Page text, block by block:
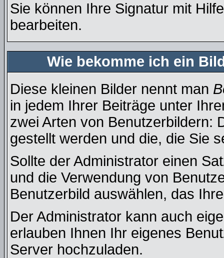
Sie können Ihre Signatur mit
bearbeiten.
Wie bekomme ich ein
Diese kleinen Bilder nennt man
in jedem Ihrer Beiträge unter
zwei Arten von Benutzerbildern:
gestellt werden und die, die Sie
Sollte der Administrator einen
und die Verwendung von
Benutzerbild auswählen, das
Der Administrator kann auch
erlauben Ihnen Ihr eigenes
Server hochzuladen.